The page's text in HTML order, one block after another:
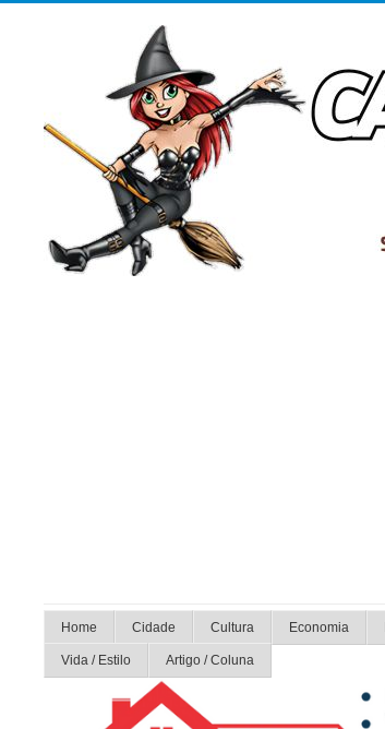
Home Cidade Cultura Economia
Vida / Estilo Artigo / Coluna